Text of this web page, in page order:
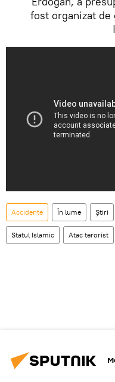
fost organizat de
Accidente În lume Știri
Statul Islamic Atac terorist